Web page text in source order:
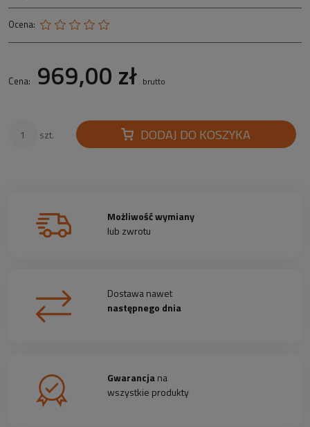
Ocena:
Cena: 969,00 zł brutto
szt. DODAJ DO KOSZYKA
Możliwość wymiany
lub zwrotu
Dostawa nawet
następnego dnia
Gwarancjana
wszystkie produkty